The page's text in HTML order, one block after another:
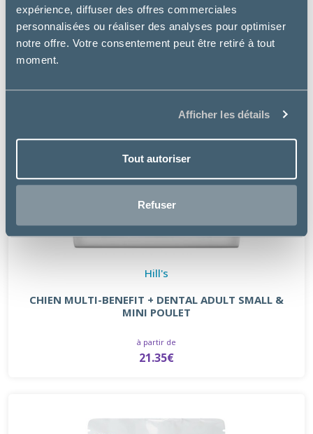
expérience, diffuser des offres commerciales
personnalisées ou réaliser des analyses pour optimiser
notre offre. Votre consentement peut être retiré à tout
moment.
Afficher les détails
Tout autoriser
Refuser
Hill's
CHIEN MULTI-BENEFIT + DENTAL ADULT SMALL &
MINI POULET
à partir de
21.35€